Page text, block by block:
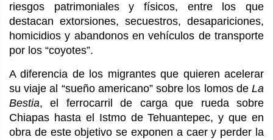
riesgos patrimoniales y físicos, entre los que
destacan extorsiones, secuestros, desapariciones,
homicidios y abandonos en vehículos de transporte
por los “coyotes”.
A diferencia de los migrantes que quieren acelerar
su viaje al “sueño americano” sobre los lomos de La
Bestia, el ferrocarril de carga que rueda sobre
Chiapas hasta el Istmo de Tehuantepec, y que en
obra de este objetivo se exponen a caer y perder la